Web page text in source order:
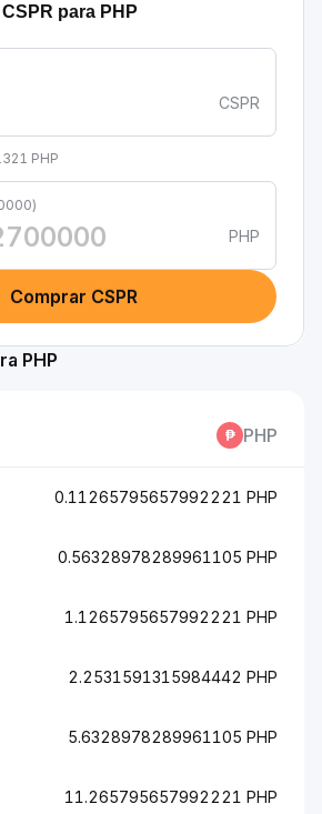
para PHP
CSPR
PHP
PHP
Comprar CSPR
PHP
PHP
0.11265795657992221 PHP
0.56328978289961105 PHP
1.1265795657992221 PHP
2.2531591315984442 PHP
5.6328978289961105 PHP
11.265795657992221 PHP